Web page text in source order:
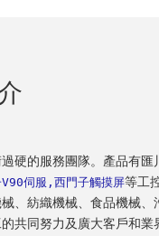
硬的服務團隊。產品有匯
伺服,西門子觸摸屏等工
、紡織機械、食品機械、
共同努力及廣大客戶和業